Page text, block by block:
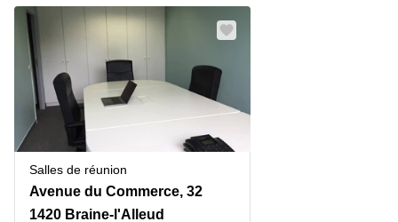
Centre
d’affaires
Coworking
Salles
de
réunion
Bureau
virtuel
Anvers
Bruges
Bruxelles
Bruxelles
Aeroport
Gand
Hasselt
Bureau à
louer
Bruxelles
Bureau
a louer
Gand
Bureau
à louer
Liège
Centre
Publier un bureau
Prix
Connexion
Choisissez une langue
flamand
Salles de réunion
Avenue du Commerce, 32
1420 Braine-l'Alleud